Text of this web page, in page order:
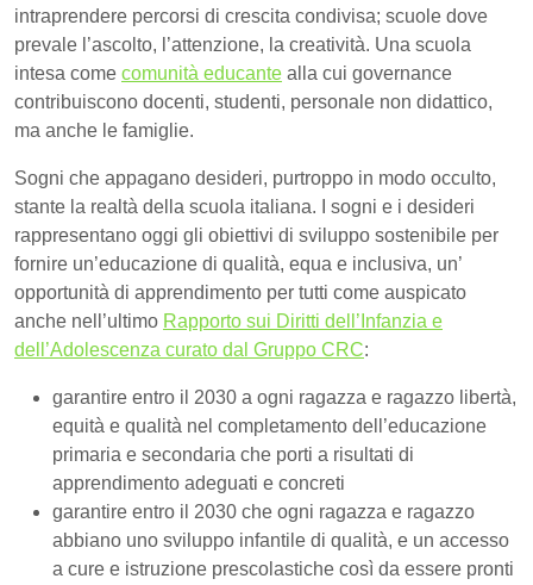
intraprendere percorsi di crescita condivisa; scuole dove
prevale l’ascolto, l’attenzione, la creatività. Una scuola
intesa come comunità educante alla cui governance
contribuiscono docenti, studenti, personale non didattico,
ma anche le famiglie.
Sogni che appagano desideri, purtroppo in modo occulto,
stante la realtà della scuola italiana. I sogni e i desideri
rappresentano oggi gli obiettivi di sviluppo sostenibile per
fornire un’educazione di qualità, equa e inclusiva, un’
opportunità di apprendimento per tutti come auspicato
anche nell’ultimo Rapporto sui Diritti dell’Infanzia e
dell’Adolescenza curato dal Gruppo CRC:
garantire entro il 2030 a ogni ragazza e ragazzo libertà,
equità e qualità nel completamento dell’educazione
primaria e secondaria che porti a risultati di
apprendimento adeguati e concreti
garantire entro il 2030 che ogni ragazza e ragazzo
abbiano uno sviluppo infantile di qualità, e un accesso
a cure e istruzione prescolastiche così da essere pronti